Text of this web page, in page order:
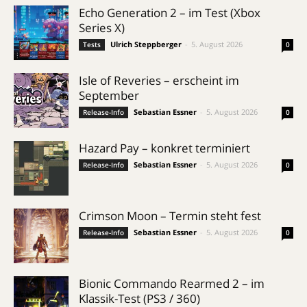
Echo Generation 2 – im Test (Xbox
Series X)
Tests Ulrich Steppberger 5. August 2026 0
Isle of Reveries – erscheint im
September
Release-Info Sebastian Essner 5. August 2026 0
Hazard Pay – konkret terminiert
Release-Info Sebastian Essner 5. August 2026 0
Crimson Moon – Termin steht fest
Release-Info Sebastian Essner 5. August 2026 0
Bionic Commando Rearmed 2 – im
Klassik-Test (PS3 / 360)